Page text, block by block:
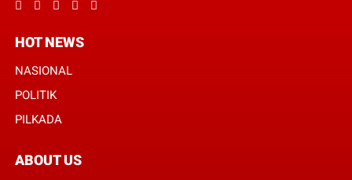
HOT NEWS
NASIONAL
POLITIK
PILKADA
ABOUT US